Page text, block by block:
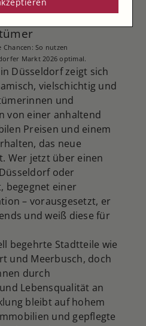
Nachfrage und
So nutzen
Markt 2026 optimal.
Düsseldorf zeigt sich
vielschichtig und
und
von einer anhaltend
Preisen und einem
das neue
Wer jetzt über einen
oder
begegnet einer
– vorausgesetzt, er
und weiß diese für
begehrte Stadtteile wie
und Meerbusch, doch
durch
Lebensqualität an
bleibt auf hohem
und gepflegte